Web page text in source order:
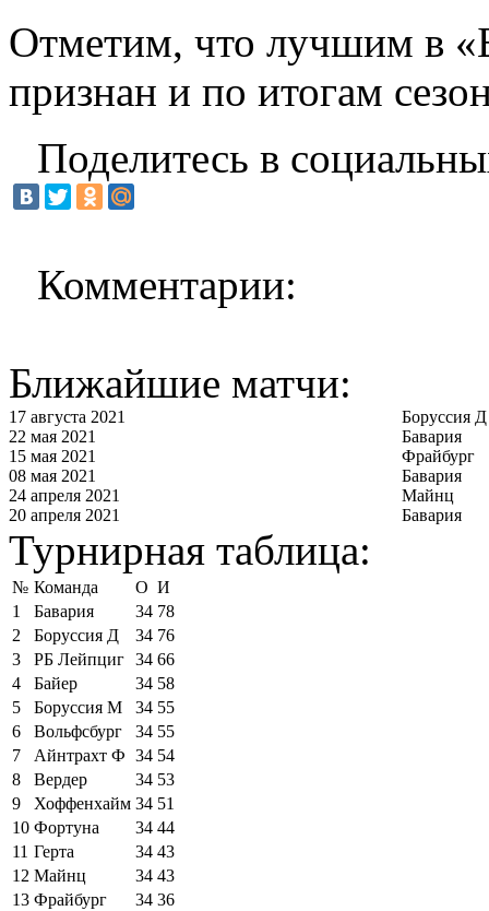
Отметим, что лучшим в
признан и по итогам
Поделитесь в
Комментарии:
Ближайшие матчи:
17 августа 2021
Боруссия Д
22 мая 2021
Бавария
15 мая 2021
Фрайбург
08 мая 2021
Бавария
24 апреля 2021
Майнц
20 апреля 2021
Бавария
Турнирная таблица:
№ Команда О И
1
Бавария 34 78
2
Боруссия Д 34 76
3
РБ Лейпциг 34 66
4
Байер 34 58
5
Боруссия М 34 55
6
Вольфсбург 34 55
7
Айнтрахт Ф 34 54
8
Вердер 34 53
9
Хоффенхайм 34 51
10 Фортуна 34 44
11 Герта 34 43
12 Майнц 34 43
13 Фрайбург 34 36